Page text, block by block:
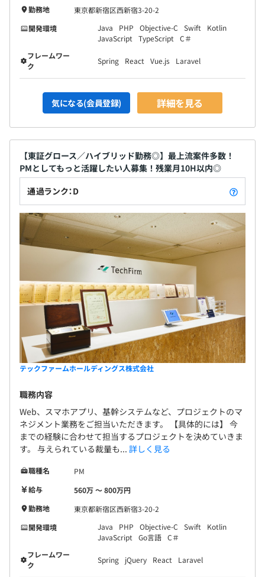
勤務地
東京都新宿区西新宿3-20-2
開発環境
Java PHP Objective-C Swift
Kotlin
JavaScript
TypeScript
C＃
フレームワー
ク
Spring React Vue.js Laravel
気になる(会員登録) 詳細を見る
【東証グロース／ハイブリッド勤務◎】最上流案件多数！
PMとしてもっと活躍したい人募集！残業月10H以内◎
通過ランク：D
テックファームホールディングス株式会社
職務内容
Web、スマホアプリ、基幹システムなど、プロジェクトのマ
ネジメント業務をご担当いただきます。 【具体的には】 今
までの経験に合わせて担当するプロジェクトを決めていきま
す。 与えられている裁量も... 詳しく見る
職種名
PM
給与
560万 〜 800万円
勤務地
東京都新宿区西新宿3-20-2
開発環境
Java PHP Objective-C Swift
Kotlin
JavaScript
Go言語 C＃
フレームワー
ク
Spring jQuery React Laravel